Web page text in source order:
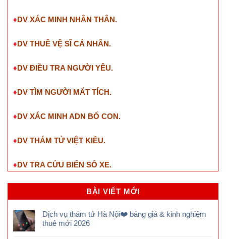
♦DV XÁC MINH NHÂN THÂN.
♦DV THUÊ VỆ SĨ CÁ NHÂN.
♦DV ĐIỀU TRA NGƯỜI YÊU.
♦DV TÌM NGƯỜI MẤT TÍCH.
♦DV XÁC MINH ADN BỐ CON.
♦DV THÁM TỬ VIỆT KIỀU.
♦DV TRA CỨU BIỂN SỐ XE.
BÀI VIẾT MỚI
Dịch vụ thám tử Hà Nội❤️ bảng giá & kinh nghiệm
thuê mới 2026